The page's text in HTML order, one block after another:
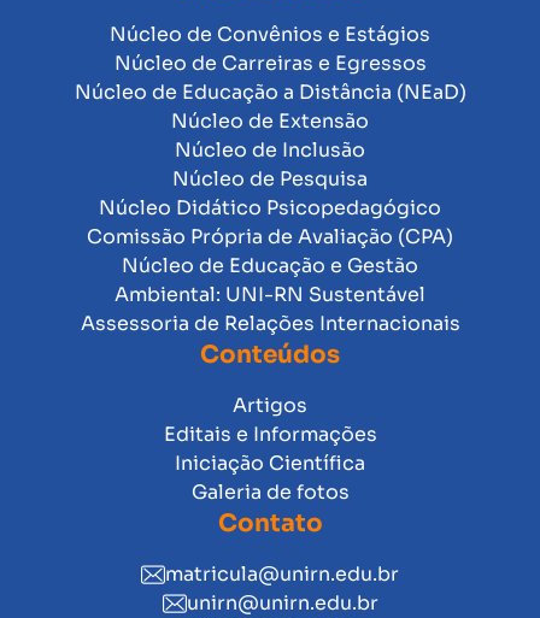
Núcleo de Convênios e Estágios
Núcleo de Carreiras e Egressos
Núcleo de Educação a Distância (NEaD)
Núcleo de Extensão
Núcleo de Inclusão
Núcleo de Pesquisa
Núcleo Didático Psicopedagógico
Comissão Própria de Avaliação (CPA)
Núcleo de Educação e Gestão
Ambiental: UNI-RN Sustentável
Assessoria de Relações Internacionais
Conteúdos
Artigos
Editais e Informações
Iniciação Científica
Galeria de fotos
Contato
matricula@unirn.edu.br
unirn@unirn.edu.br